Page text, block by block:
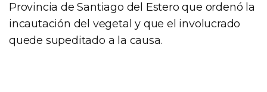
Provincia de Santiago del Estero que ordenó la
incautación del vegetal y que el involucrado
quede supeditado a la causa.